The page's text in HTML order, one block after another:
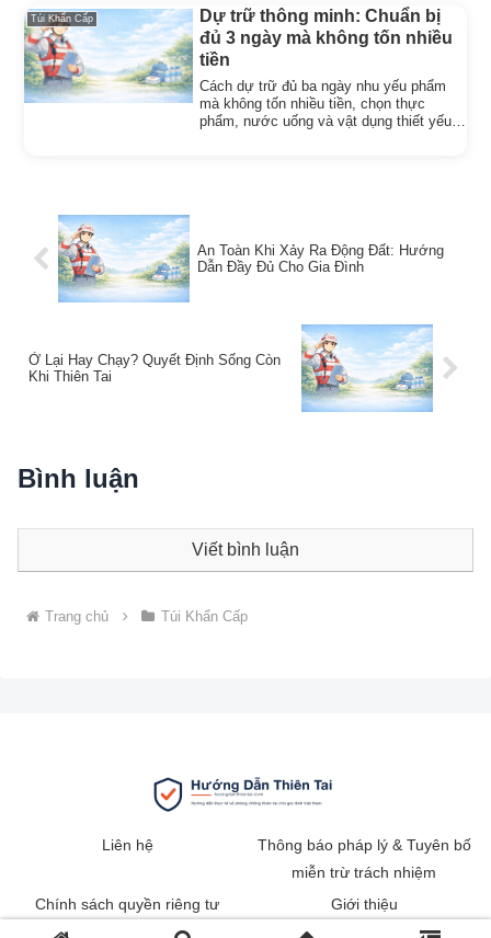
Túi Khẩn Cấp
Dự trữ thông minh: Chuẩn bị
đủ 3 ngày mà không tốn nhiều
tiền
Cách dự trữ đủ ba ngày nhu yếu phẩm
mà không tốn nhiều tiền, chọn thực
phẩm, nước uống và vật dụng thiết yếu
An Toàn Khi Xảy Ra Động Đất: Hướng
Dẫn Đầy Đủ Cho Gia Đình
Ở Lại Hay Chạy? Quyết Định Sống Còn
Khi Thiên Tai
Bình luận
Viết bình luận
Trang chủ Túi Khẩn Cấp
Liên hệ
Thông báo pháp lý & Tuyên bố
miễn trừ trách nhiệm
Chính sách quyền riêng tư
Giới thiệu